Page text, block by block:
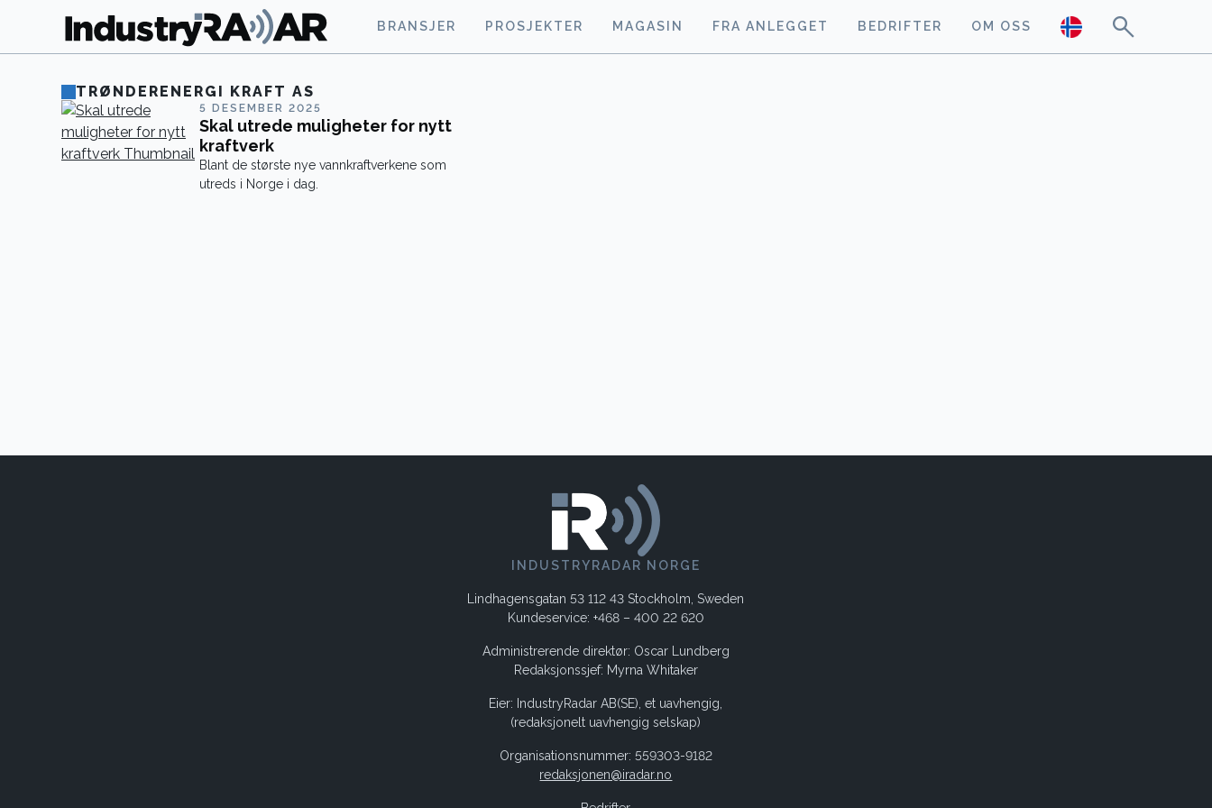
BRANSJER PROSJEKTER MAGASIN FRA ANLEGGET BEDRIFTER OM OSS
TRØNDERENERGI KRAFT AS
5 DESEMBER 2025
Skal utrede muligheter for nytt
kraftverk
Blant de største nye vannkraftverkene som
utreds i Norge i dag.
INDUSTRYRADAR NORGE
Lindhagensgatan 53 112 43 Stockholm, Sweden
Kundeservice: +468 – 400 22 620
Administrerende direktør: Oscar Lundberg
Redaksjonssjef: Myrna Whitaker
Eier: IndustryRadar AB(SE), et uavhengig,
(redaksjonelt uavhengig selskap)
Organisationsnummer: 559303-9182
redaksjonen@iradar.no